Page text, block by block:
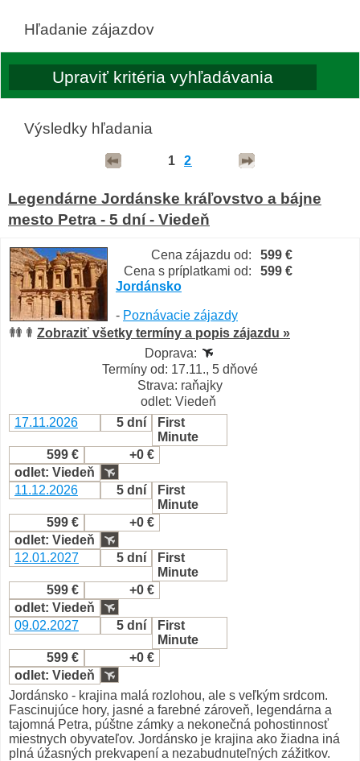
Hľadanie zájazdov
Výsledky hľadania
1 2
Legendárne Jordánske kráľovstvo a bájne
mesto Petra - 5 dní - Viedeň
Cena zájazdu od:
599 €
Cena s príplatkami od:
599 €
Jordánsko
- Poznávacie zájazdy
Zobraziť všetky termíny a popis zájazdu »
Doprava:
Termíny od: 17.11., 5 dňové
Strava: raňajky
odlet: Viedeň
17.11.2026
5 dní
First
Minute
599 €
+0 €
odlet: Viedeň
11.12.2026
5 dní
First
Minute
599 €
+0 €
odlet: Viedeň
12.01.2027
5 dní
First
Minute
599 €
+0 €
odlet: Viedeň
09.02.2027
5 dní
First
Minute
599 €
+0 €
odlet: Viedeň
Jordánsko - krajina malá rozlohou, ale s veľkým srdcom.
Fascinujúce hory, jasné a farebné zároveň, legendárna a
tajomná Petra, púštne zámky a nekonečná pohostinnosť
miestnych obyvateľov. Jordánsko je krajina ako žiadna iná
plná úžasných prekvapení a nezabudnuteľných zážitkov.